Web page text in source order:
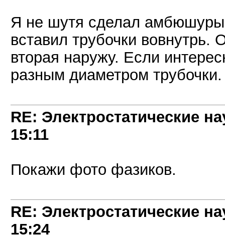
Я не шутя сделал
вставил трубочки вовнутрь.
вторая наружу. Если
разным диаметром трубочки.
RE: Электростатические
15:11
Покажи фото фазиков.
RE: Электростатические
15:24